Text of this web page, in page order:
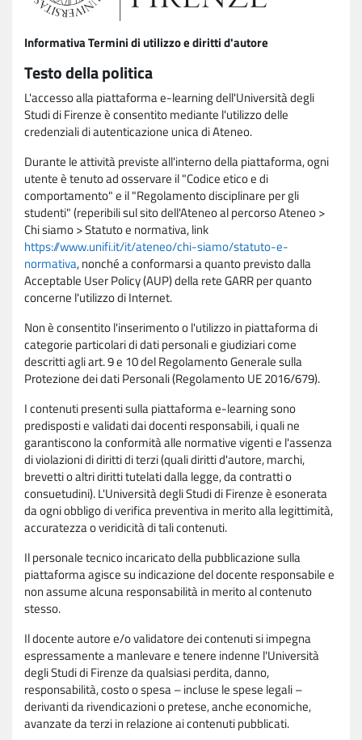
Informativa Termini di utilizzo e diritti d'autore
Testo della politica
L'accesso alla piattaforma e-learning dell'Università degli
Studi di Firenze è consentito mediante l'utilizzo delle
credenziali di autenticazione unica di Ateneo.
Durante le attività previste all'interno della piattaforma, ogni
utente è tenuto ad osservare il "Codice etico e di
comportamento" e il "Regolamento disciplinare per gli
studenti" (reperibili sul sito dell'Ateneo al percorso Ateneo >
Chi siamo > Statuto e normativa, link
https://www.unifi.it/it/ateneo/chi-siamo/statuto-e-
normativa, nonché a conformarsi a quanto previsto dalla
Acceptable User Policy (AUP) della rete GARR per quanto
concerne l'utilizzo di Internet.
Non è consentito l'inserimento o l'utilizzo in piattaforma di
categorie particolari di dati personali e giudiziari come
descritti agli art. 9 e 10 del Regolamento Generale sulla
Protezione dei dati Personali (Regolamento UE 2016/679).
I contenuti presenti sulla piattaforma e-learning sono
predisposti e validati dai docenti responsabili, i quali ne
garantiscono la conformità alle normative vigenti e l'assenza
di violazioni di diritti di terzi (quali diritti d'autore, marchi,
brevetti o altri diritti tutelati dalla legge, da contratti o
consuetudini). L'Università degli Studi di Firenze è esonerata
da ogni obbligo di verifica preventiva in merito alla legittimità,
accuratezza o veridicità di tali contenuti.
Il personale tecnico incaricato della pubblicazione sulla
piattaforma agisce su indicazione del docente responsabile e
non assume alcuna responsabilità in merito al contenuto
stesso.
Il docente autore e/o validatore dei contenuti si impegna
espressamente a manlevare e tenere indenne l'Università
degli Studi di Firenze da qualsiasi perdita, danno,
responsabilità, costo o spesa – incluse le spese legali –
derivanti da rivendicazioni o pretese, anche economiche,
avanzate da terzi in relazione ai contenuti pubblicati.